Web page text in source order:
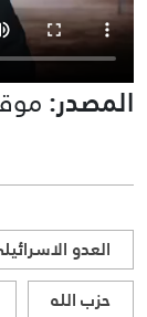
المصدر:
العدو
حزب الله